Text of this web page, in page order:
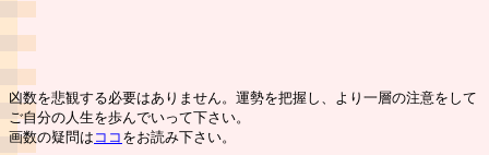
凶数を悲観する必要はありません。運勢を把握し、より一層の注意をして
ご自分の人生を歩んでいって下さい。
画数の疑問は ココ をお読み下さい。